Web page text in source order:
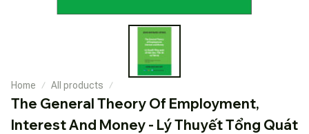
Home All products
The General Theory Of Employment,
Interest And Money - Lý Thuyết Tổng Quát